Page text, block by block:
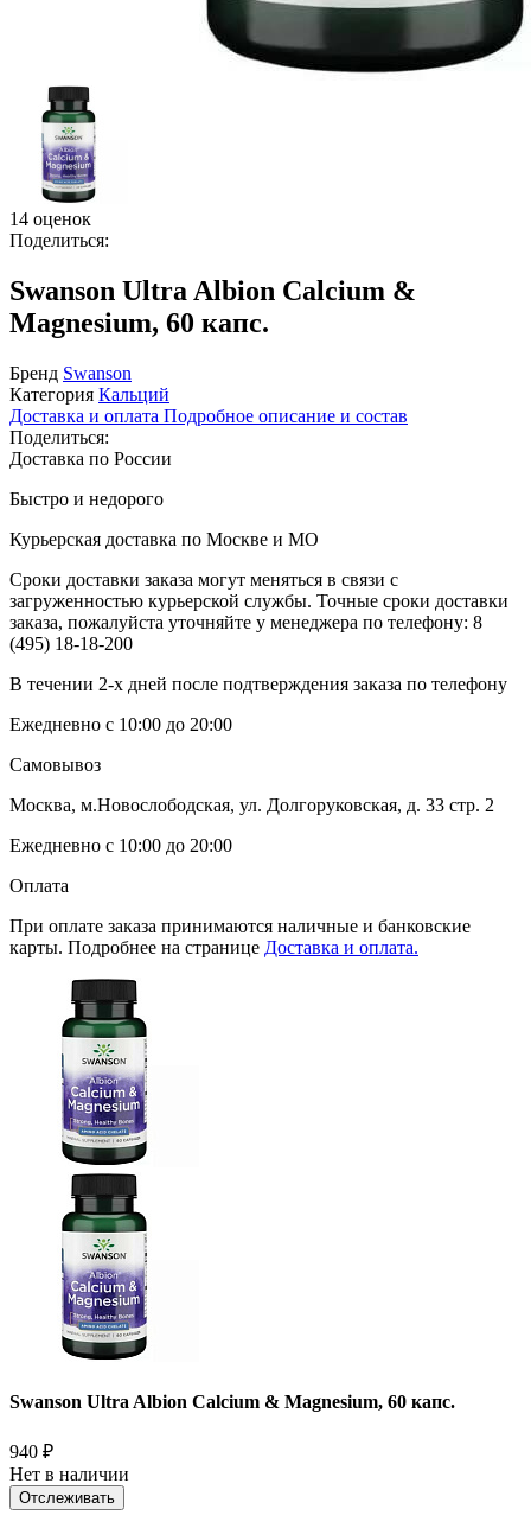
14 оценок
Поделиться:
Swanson Ultra Albion Calcium &
Magnesium, 60 капс.
Бренд Swanson
Категория Кальций
Доставка и оплата Подробное описание и состав
Поделиться:
Доставка по России
Быстро и недорого
Курьерская доставка по Москве и МО
Сроки доставки заказа могут меняться в связи с
загруженностью курьерской службы. Точные сроки доставки
заказа, пожалуйста уточняйте у менеджера по телефону: 8
(495) 18-18-200
В течении 2-х дней после подтверждения заказа по телефону
Ежедневно с 10:00 до 20:00
Самовывоз
Москва, м.Новослободская, ул. Долгоруковская, д. 33 стр. 2
Ежедневно с 10:00 до 20:00
Оплата
При оплате заказа принимаются наличные и банковские
карты. Подробнее на странице Доставка и оплата.
Swanson Ultra Albion Calcium & Magnesium, 60 капс.
940 ₽
Нет в наличии
Отслеживать